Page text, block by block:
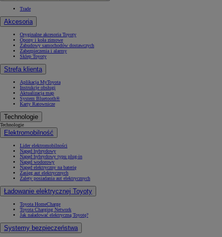
Trade
Akcesoria
Oryginalne akcesoria Toyoty
Opony i koła zimowe
Zabudowy samochodów dostawczych
Zabezpieczenia i alarmy
Sklep Toyoty
Strefa klienta
Aplikacja MyToyota
Instrukcje obsługi
Aktualizacja map
System Bluetooth®
Karty Ratownicze
Technologie
Technologie
Elektromobilność
Lider elektromobilności
Napęd hybrydowy
Napęd hybrydowy typu plug-in
Napęd wodorowy
Napęd elektryczny na baterię
Zasięg aut elektrycznych
Zalety posiadania aut elektrycznych
Ładowanie elektrycznej Toyoty
Toyota HomeCharge
Toyota Charging Network
Jak naładować elektryczną Toyotę?
Systemy bezpieczeństwa